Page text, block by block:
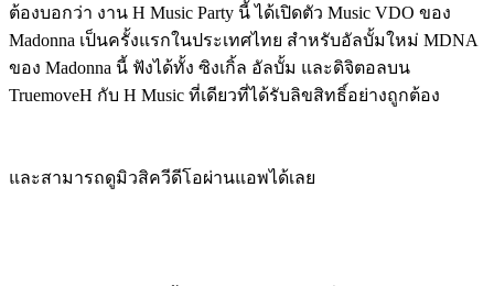
ต้องบอกว่า งาน H Music Party นี้ ได้เปิดตัว Music VDO ของ
Madonna เป็นครั้งแรกในประเทศไทย สำหรับอัลบั้มใหม่ MDNA
ของ Madonna นี้ ฟังได้ทั้ง ซิงเกิ้ล อัลบั้ม และดิจิตอลบน
TruemoveH กับ H Music ที่เดียวที่ได้รับลิขสิทธิ์อย่างถูกต้อง
และสามารถดูมิวสิควีดีโอผ่านแอพได้เลย